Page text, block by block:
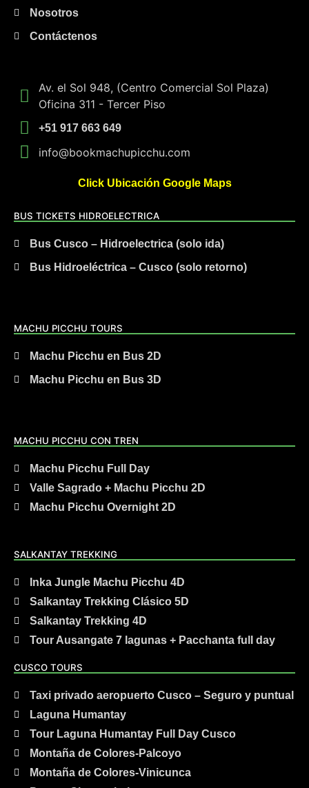
Nosotros
Contáctenos
Av. el Sol 948, (Centro Comercial Sol Plaza)
Oficina 311 - Tercer Piso
+51 917 663 649
info@bookmachupicchu.com
Click Ubicación Google Maps
BUS TICKETS HIDROELECTRICA
Bus Cusco – Hidroelectrica (solo ida)
Bus Hidroeléctrica – Cusco (solo retorno)
MACHU PICCHU TOURS
Machu Picchu en Bus 2D
Machu Picchu en Bus 3D
MACHU PICCHU CON TREN
Machu Picchu Full Day
Valle Sagrado + Machu Picchu 2D
Machu Picchu Overnight 2D
SALKANTAY TREKKING
Inka Jungle Machu Picchu 4D
Salkantay Trekking Clásico 5D
Salkantay Trekking 4D
Tour Ausangate 7 lagunas + Pacchanta full day
CUSCO TOURS
Taxi privado aeropuerto Cusco – Seguro y puntual
Laguna Humantay
Tour Laguna Humantay Full Day Cusco
Montaña de Colores-Palcoyo
Montaña de Colores-Vinicunca